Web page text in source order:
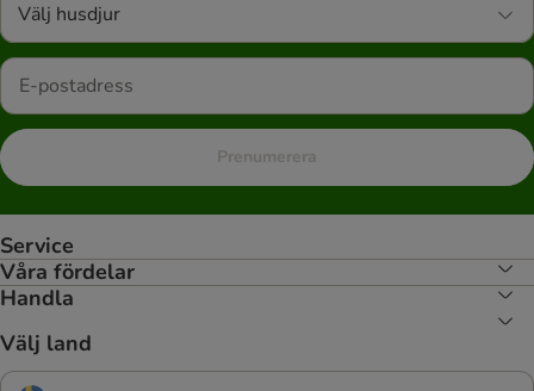
Välj husdjur
Prenumerera
Service
Våra fördelar
Handla
Välj land